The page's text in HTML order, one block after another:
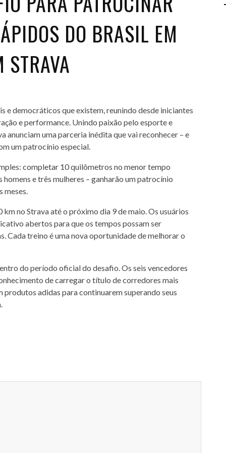
DO BRASIL EM
STRAVA
e democráticos que existem, reunindo desde iniciantes
e performance. Unindo paixão pelo esporte e
anunciam uma parceria inédita que vai reconhecer – e
um patrocínio especial.
completar 10 quilômetros no menor tempo
e três mulheres – ganharão um patrocínio
no Strava até o próximo dia 9 de maio. Os usuários
abertos para que os tempos possam ser
Cada treino é uma nova oportunidade de melhorar o
do período oficial do desafio. Os seis vencedores
de carregar o título de corredores mais
adidas para continuarem superando seus